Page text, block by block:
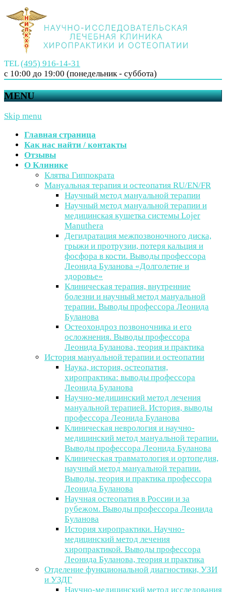
TEL(495) 916-14-31
с 10:00 до 19:00 (понедельник - суббота)
MENU
Skip menu
Главная страница
Как нас найти / контакты
Отзывы
О Клинике
Клятва Гиппократа
Мануальная терапия и остеопатия RU/EN/FR
Научный метод мануальной терапии
Научный метод мануальной терапии и
медицинская кушетка системы Lojer
Manuthera
Дегидратация межпозвоночного диска,
грыжи и протрузии, потеря кальция и
фосфора в кости. Выводы профессора
Леонида Буланова «Долголетие и
здоровье»
Клиническая терапия, внутренние
болезни и научный метод мануальной
терапии. Выводы профессора Леонида
Буланова
Остеохондроз позвоночника и его
осложнения. Выводы профессора
Леонида Буланова, теория и практика
История мануальной терапии и остеопатии
Наука, история, остеопатия,
хиропрактика: выводы профессора
Леонида Буланова
Научно-медицинский метод лечения
мануальной терапией. История, выводы
профессора Леонида Буланова
Клиническая неврология и научно-
медицинский метод мануальной терапии.
Выводы профессора Леонида Буланова
Клиническая травматология и ортопедия,
научный метод мануальной терапии.
Выводы, теория и практика профессора
Леонида Буланова
Научная остеопатия в России и за
рубежом. Выводы профессора Леонида
Буланова
История хиропрактики. Научно-
медицинский метод лечения
хиропрактикой. Выводы профессора
Леонида Буланова, теория и практика
Отделение функциональной диагностики, УЗИ
и УЗДГ
Научно-медицинский метод исследования